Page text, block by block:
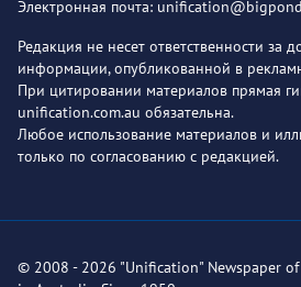
Электронная почта:
Редакция не несет ответственности за
информации, опубликованной в
При цитировании материалов прямая
unification.com.au обязательна.
Любое использование материалов и
только по согласованию с редакцией.
© 2008 - 2026 "Unification" Newspaper